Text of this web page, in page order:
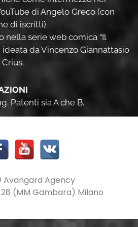
di Angelo Greco (con
di iscritti).
nella serie web comica “Il
ideata da Vincenzo Giannattasio
Patenti sia A che B.